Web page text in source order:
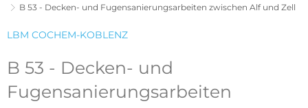
B 53 - Decken- und Fugensanierungsarbeiten zwischen Alf und Zell
LBM COCHEM-KOBLENZ
B 53 - Decken- und
Fugensanierungsarbeiten